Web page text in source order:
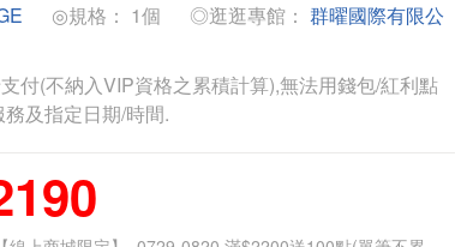
◎規格： 1個 ◎逛逛專館： 群曜國際有限公
付(不納入VIP資格之累積計算),無法用錢包/紅利點
及指定日期/時間.